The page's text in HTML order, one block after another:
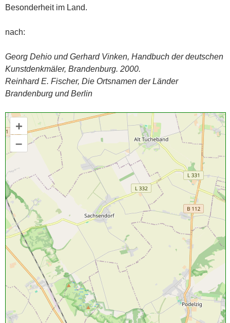
Besonderheit im Land.
nach:
Georg Dehio und Gerhard Vinken, Handbuch der deutschen
Kunstdenkmäler, Brandenburg. 2000.
Reinhard E. Fischer, Die Ortsnamen der Länder
Brandenburg und Berlin
+
–